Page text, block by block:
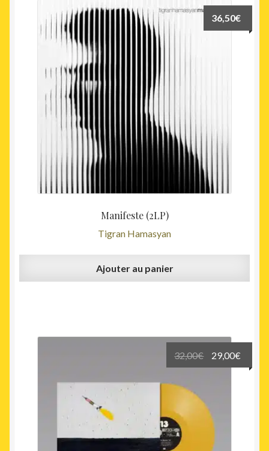
Manifeste (2LP)
Tigran Hamasyan
36,50€
Ajouter au panier
32,00€
Le
prix
32,00€.
29,00€
prix